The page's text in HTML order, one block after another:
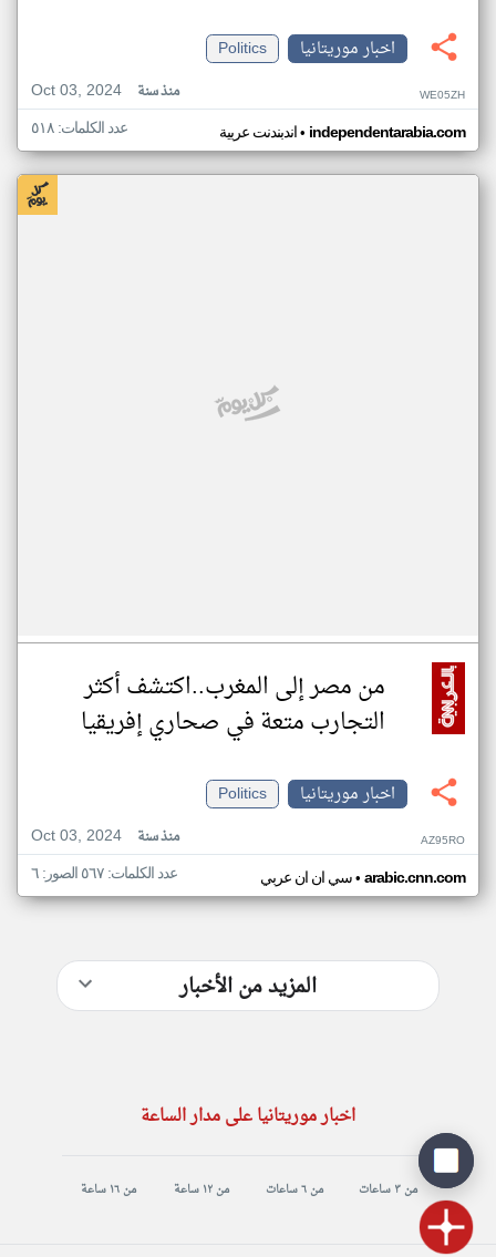
اخبار موريتانيا
Politics
Oct 03, 2024
منذ سنة WE05ZH
اندبندنت عربية• independentarabia.com عدد الكلمات: ٥١٨
من مصر إلى المغرب..اكتشف أكثر
التجارب متعة في صحاري إفريقيا
اخبار موريتانيا
Politics
Oct 03, 2024
منذ سنة AZ95RO
سي ان ان عربي• arabic.cnn.com عدد الكلمات: ٥٦٧ الصور: ٦
المزيد من الأخبار
اخبار موريتانيا على مدار الساعة
من ٣ ساعات من ٦ ساعات من ١٢ ساعة من ١٦ ساعة